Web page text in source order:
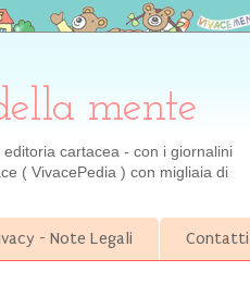
mente
cartacea - con i giornalini
( VivacePedia ) con migliaia di
- Note Legali Contatti